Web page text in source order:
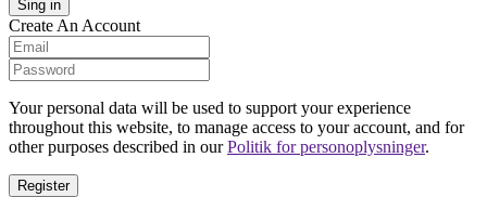
Create An Account
Your personal data will be used to support your experience
throughout this website, to manage access to your account, and for
other purposes described in ourPolitik for personoplysninger.